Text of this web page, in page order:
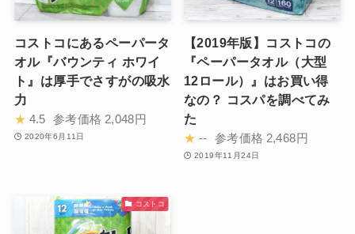
コストコにあるペーパータ
オル『バウンティ ホワイ
ト』は厚手でさすがの吸水
力
★ 4.5 参考価格 2,048円
2020年6月11日
【2019年版】コストコの
『ペーパータオル（大型
12ロール）』はお買い得
なの？ コスパを調べてみ
た
★ -- 参考価格 2,468円
2019年11月24日
コストコ